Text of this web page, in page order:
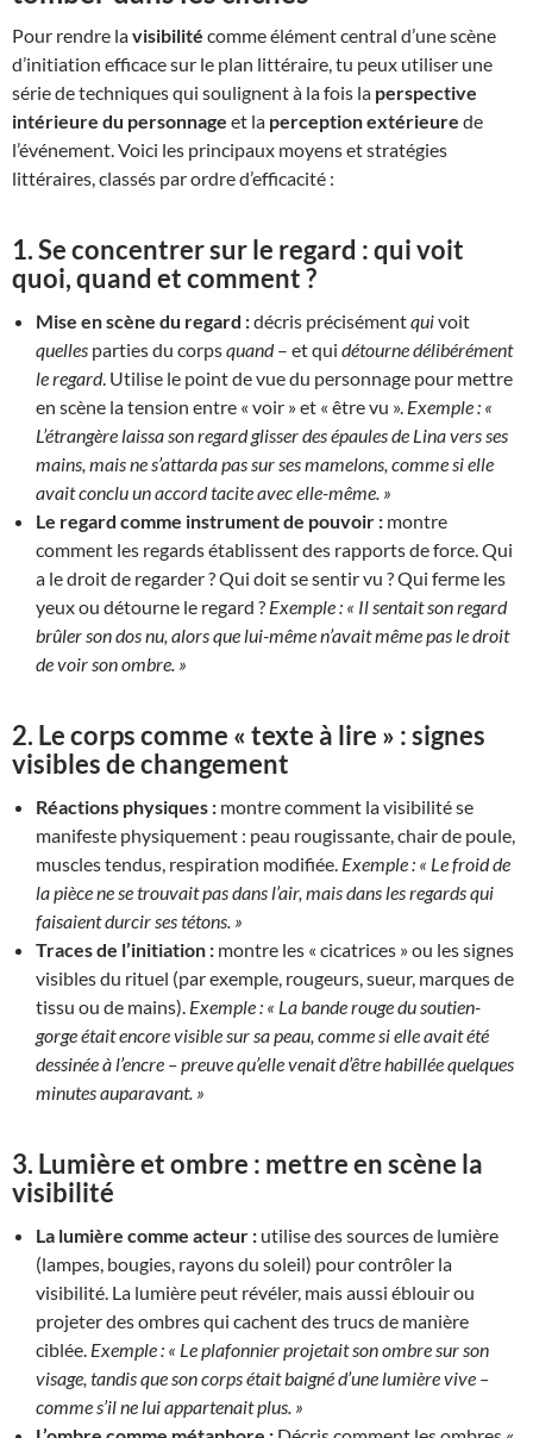
Pour rendre lavisibilité comme élément central d’une scène
d’initiation efficace sur le plan littéraire, tu peux utiliser une
série de techniques qui soulignent à la fois la perspective
intérieure du personnage et la perception extérieure de
l’événement. Voici les principaux moyens et stratégies
littéraires, classés par ordre d’efficacité :
1.Se concentrer sur le regard : qui voit
quoi, quand et comment ?
Mise en scène du regard :décris précisémentquivoit
quelles parties du corpsquand– et qui détourne délibérément
le regard. Utilise le point de vue du personnage pour mettre
en scène la tension entre « voir » et « être vu ». Exemple : «
L’étrangère laissa son regard glisser des épaules de Lina vers ses
mains, mais ne s’attarda pas sur ses mamelons, comme si elle
avait conclu un accord tacite avec elle-même. »
Le regard comme instrument de pouvoir : montre
comment les regards établissent des rapports de force. Qui
a le droit de regarder ? Qui doit se sentir vu ? Qui ferme les
yeux ou détourne le regard ? Exemple : « Il sentait son regard
brûler son dos nu, alors que lui-même n’avait même pas le droit
de voir son ombre. »
2. Le corps comme « texte à lire » : signes
visibles de changement
Réactions physiques : montre comment la visibilité se
manifeste physiquement : peau rougissante, chair de poule,
muscles tendus, respiration modifiée. Exemple : « Le froid de
la pièce ne se trouvait pas dans l’air, mais dans les regards qui
faisaient durcir ses tétons. »
Traces de l’initiation : montre les « cicatrices » ou les signes
visibles du rituel (par exemple, rougeurs, sueur, marques de
tissu ou de mains). Exemple : « La bande rouge du soutien-
gorge était encore visible sur sa peau, comme si elle avait été
dessinée à l’encre – preuve qu’elle venait d’être habillée quelques
minutes auparavant. »
3. Lumière et ombre : mettre en scène la
visibilité
La lumière comme acteur : utilise des sources de lumière
(lampes, bougies, rayons du soleil) pour contrôler la
visibilité. La lumière peut révéler, mais aussi éblouir ou
projeter des ombres qui cachent des trucs de manière
ciblée. Exemple : « Le plafonnier projetait son ombre sur son
visage, tandis que son corps était baigné d’une lumière vive –
comme s’il ne lui appartenait plus. »